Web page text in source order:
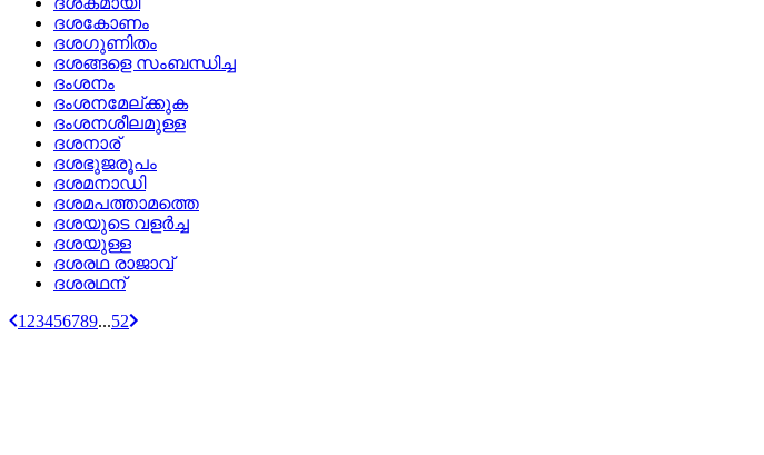
ദശകോണം
ദശഗുണിതം
ദശങ്ങളെ സംബന്ധിച്ച
ദംശനം
ദംശനമേല്ക്കുക
ദംശനശീലമുള്ള
ദശനാര്
ദശഭുജരൂപം
ദശമനാഡി
ദശമപത്താമത്തെ
ദശയുടെ വളര്‍ച്ച
ദശയുള്ള
ദശരഥ രാജാവ്
ദശരഥന്
1 23456789...52